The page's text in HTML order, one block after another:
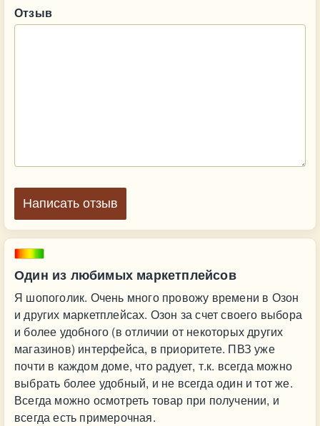
Один из любимых маркетплейсов
Я шопоголик. Очень много провожу времени в Озон
и других маркетплейсах. Озон за счет своего выбора
и более удобного (в отличии от некоторых других
магазинов) интерфейса, в приоритете. ПВЗ уже
почти в каждом доме, что радует, т.к. всегда можно
выбрать более удобный, и не всегда один и тот же.
Всегда можно осмотреть товар при получении, и
всегда есть примерочная.
Отзыв
Написать отзыв